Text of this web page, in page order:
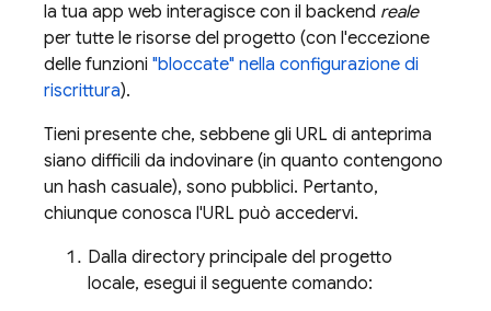
la tua app web interagisce con il backend reale
per tutte le risorse del progetto (con l'eccezione
delle funzioni "bloccate" nella configurazione di
riscrittura).
Tieni presente che, sebbene gli URL di anteprima
siano difficili da indovinare (in quanto contengono
un hash casuale), sono pubblici. Pertanto,
chiunque conosca l'URL può accedervi.
Dalla directory principale del progetto
locale, esegui il seguente comando: